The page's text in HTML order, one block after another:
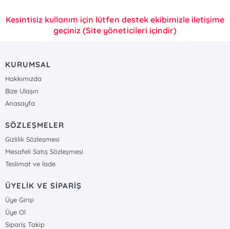
Kesintisiz kullanım için lütfen destek ekibimizle iletişime
geçiniz (Site yöneticileri içindir)
KURUMSAL
Hakkımızda
Bize Ulaşın
Anasayfa
SÖZLEŞMELER
Gizlilik Sözleşmesi
Mesafeli Satış Sözleşmesi
Teslimat ve İade
ÜYELİK VE SİPARİŞ
Üye Girişi
Üye Ol
Sipariş Takip